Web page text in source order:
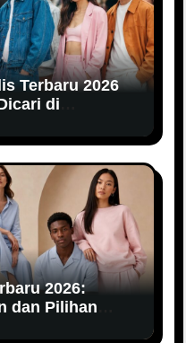
Terbaru 2026
di
2026:
dan Pilihan